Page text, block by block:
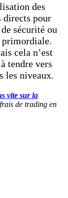
des
directs pour
sécurité ou
primordiale.
cela n’est
tendre vers
les niveaux.
vite sur la
de trading en